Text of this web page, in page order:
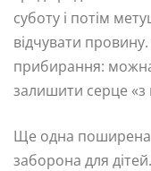
суботу і потім
відчувати
прибирання: можна
залишити серце
Ще одна поширена
заборона для